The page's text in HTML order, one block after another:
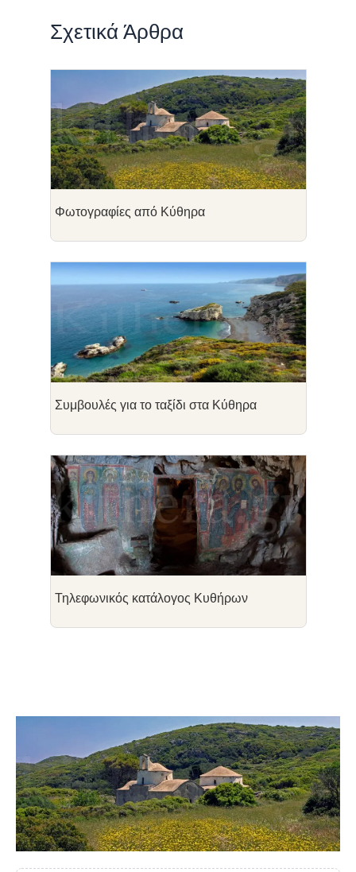
Σχετικά Άρθρα
Φωτογραφίες από Κύθηρα
Συμβουλές για το ταξίδι στα Κύθηρα
Τηλεφωνικός κατάλογος Κυθήρων